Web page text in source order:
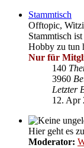
Stammtisch
Offtopic,
Stammtisch
Hobby zu tun
Nur für
140
3960
Letzter
12. Apr
Hier geht es
Moderator: